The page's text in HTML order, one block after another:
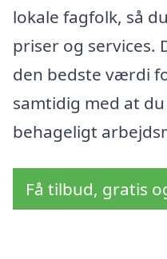
lokale fagfolk, så
priser og services.
den bedste værdi
samtidig med at
behageligt
Få tilbud, gratis